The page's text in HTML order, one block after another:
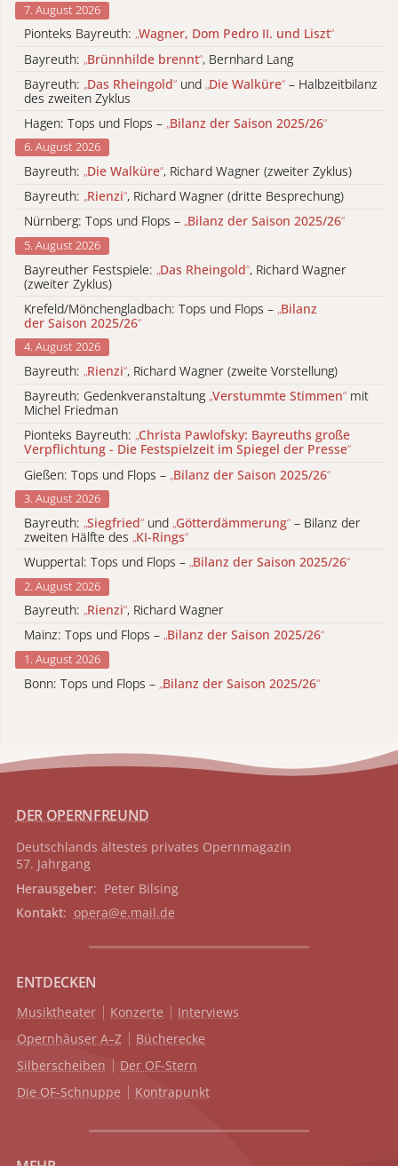
7. August 2026
Pionteks Bayreuth: „Wagner, Dom Pedro II. und Liszt“
Bayreuth: „Brünnhilde brennt“, Bernhard Lang
Bayreuth: „Das Rheingold“ und „Die Walküre“ – Halbzeitbilanz
des zweiten Zyklus
Hagen: Tops und Flops – „Bilanz der Saison 2025/26“
6. August 2026
Bayreuth: „Die Walküre“, Richard Wagner (zweiter Zyklus)
Bayreuth: „Rienzi“, Richard Wagner (dritte Besprechung)
Nürnberg: Tops und Flops – „Bilanz der Saison 2025/26“
5. August 2026
Bayreuther Festspiele: „Das Rheingold“, Richard Wagner
(zweiter Zyklus)
Krefeld/Mönchengladbach: Tops und Flops – „Bilanz
der Saison 2025/26“
4. August 2026
Bayreuth: „Rienzi“, Richard Wagner (zweite Vorstellung)
Bayreuth: Gedenkveranstaltung „Verstummte Stimmen“ mit
Michel Friedman
Pionteks Bayreuth: „Christa Pawlofsky: Bayreuths große
Verpflichtung - Die Festspielzeit im Spiegel der Presse“
Gießen: Tops und Flops – „Bilanz der Saison 2025/26“
3. August 2026
Bayreuth: „Siegfried“ und „Götterdämmerung“ – Bilanz der
zweiten Hälfte des „KI-Rings“
Wuppertal: Tops und Flops – „Bilanz der Saison 2025/26“
2. August 2026
Bayreuth: „Rienzi“, Richard Wagner
Mainz: Tops und Flops – „Bilanz der Saison 2025/26“
1. August 2026
Bonn: Tops und Flops – „Bilanz der Saison 2025/26“
DER OPERNFREUND
Deutschlands ältestes privates Opernmagazin
57. Jahrgang
Herausgeber: Peter Bilsing
Kontakt: opera@e.mail.de
ENTDECKEN
Musiktheater Konzerte
Interviews
Opernhäuser A–Z
Bücherecke
Silberscheiben
Der OF-Stern
Die OF-Schnuppe
Kontrapunkt